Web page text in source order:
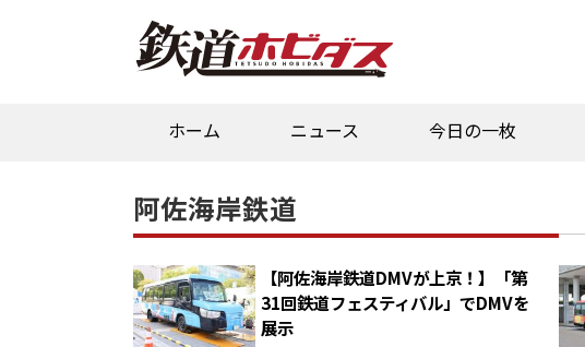
ホーム ニュース 今日の一枚
阿佐海岸鉄道
【阿佐海岸鉄道DMVが上京！】「第
31回鉄道フェスティバル」でDMVを
展示